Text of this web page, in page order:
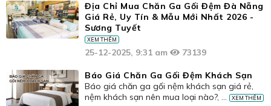
Địa Chỉ Mua Chăn Ga Gối Đệm Đà Nẵng
Giá Rẻ, Uy Tín & Mẫu Mới Nhất 2026 -
Sương Tuyết
XEM THÊM
25-12-2025, 9:31 am 73139
Báo Giá Chăn Ga Gối Đệm Khách Sạn
Báo giá chăn ga gối nệm khách sạn giá rẻ,
nệm khách sạn nên mua loại nào?, ...
XEM THÊM